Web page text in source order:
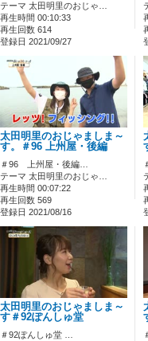
テーマ 太田明里のおじゃ…
再生時間 00:10:33
再生回数 614
登録日 2021/09/27
太田明里のおじゃましま～
す。＃96 上州屋・後編
＃96 上州屋・後編…
テーマ 太田明里のおじゃ…
再生時間 00:07:22
再生回数 569
登録日 2021/08/16
太田明里のおじゃましま～
す＃92ぽんしゅ堂
＃92ぽんしゅ堂 …